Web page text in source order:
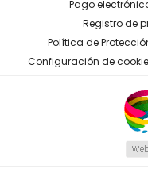
Pago
Registro de
Política de
Configuración de